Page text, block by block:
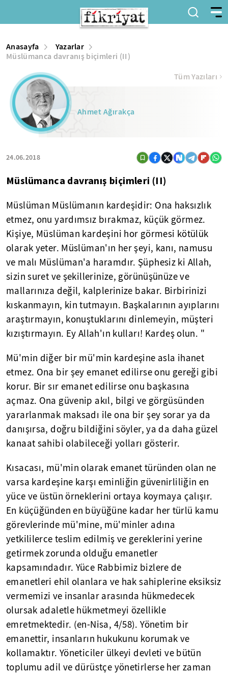
Anasayfa
Yazarlar
Müslümanca davranış biçimleri (II)
Ahmet Ağırakça
24.06.2018
Tüm Yazıları
Müslümanca davranış biçimleri (II)
Müslüman Müslümanın kardeşidir: Ona haksızlık
etmez, onu yardımsız bırakmaz, küçük görmez.
Kişiye, Müslüman kardeşini hor görmesi kötülük
olarak yeter. Müslüman'ın her şeyi, kanı, namusu
ve malı Müslüman'a haramdır. Şüphesiz ki Allah,
sizin suret ve şekillerinize, görünüşünüze ve
mallarınıza değil, kalplerinize bakar. Birbirinizi
kıskanmayın, kin tutmayın. Başkalarının ayıplarını
araştırmayın, konuştuklarını dinlemeyin, müşteri
kızıştırmayın. Ey Allah'ın kulları! Kardeş olun. "
Mü'min diğer bir mü'min kardeşine asla ihanet
etmez. Ona bir şey emanet edilirse onu gereği gibi
korur. Bir sır emanet edilirse onu başkasına
açmaz. Ona güvenip akıl, bilgi ve görgüsünden
yararlanmak maksadı ile ona bir şey sorar ya da
danışırsa, doğru bildiğini söyler, ya da daha güzel
kanaat sahibi olabileceği yolları gösterir.
Kısacası, mü'min olarak emanet türünden olan ne
varsa kardeşine karşı eminliğin güvenirliliğin en
yüce ve üstün örneklerini ortaya koymaya çalışır.
En küçüğünden en büyüğüne kadar her türlü kamu
görevlerinde mü'mine, mü'minler adına
yetkililerce teslim edilmiş ve gereklerini yerine
getirmek zorunda olduğu emanetler
kapsamındadır. Yüce Rabbimiz bizlere de
emanetleri ehil olanlara ve hak sahiplerine eksiksiz
vermemizi ve insanlar arasında hükmedecek
olursak adaletle hükmetmeyi özellikle
emretmektedir. (en-Nisa, 4/58). Yönetim bir
emanettir, insanların hukukunu korumak ve
kollamaktır. Yöneticiler ülkeyi devleti ve bütün
toplumu adil ve dürüstçe yönetirlerse her zaman